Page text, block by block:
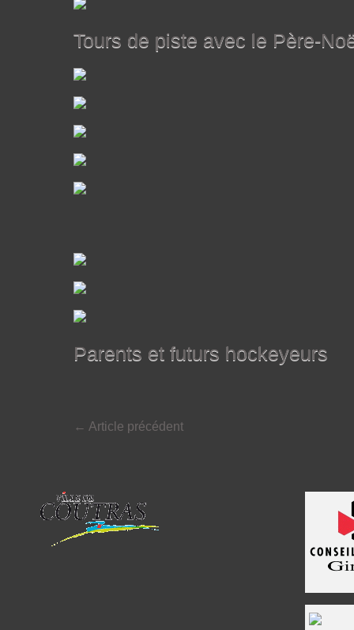
Tours de piste avec le Père-
Parents et futurs hockeyeurs
← Article précédent